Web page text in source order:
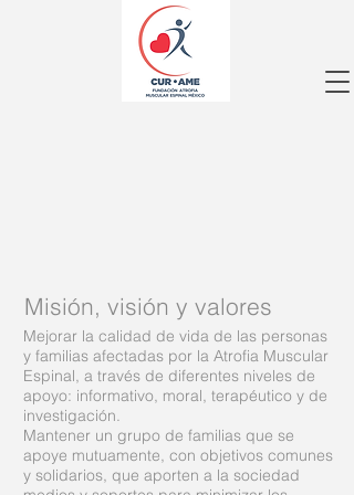
Mejorar la calidad de vida de las personas
y familias afectadas por la Atrofia Muscular
Espinal, a través de diferentes niveles de
apoyo: informativo, moral, terapéutico y de
investigación.
Mantener un grupo de familias que se
apoye mutuamente, con objetivos comunes
y solidarios, que aporten a la sociedad
Misión, visión y valores